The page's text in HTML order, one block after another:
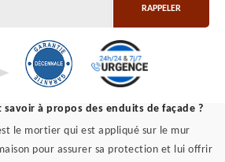
savoir à propos des enduits de façade ?
le mortier qui est appliqué sur le mur
pour assurer sa protection et lui offrir